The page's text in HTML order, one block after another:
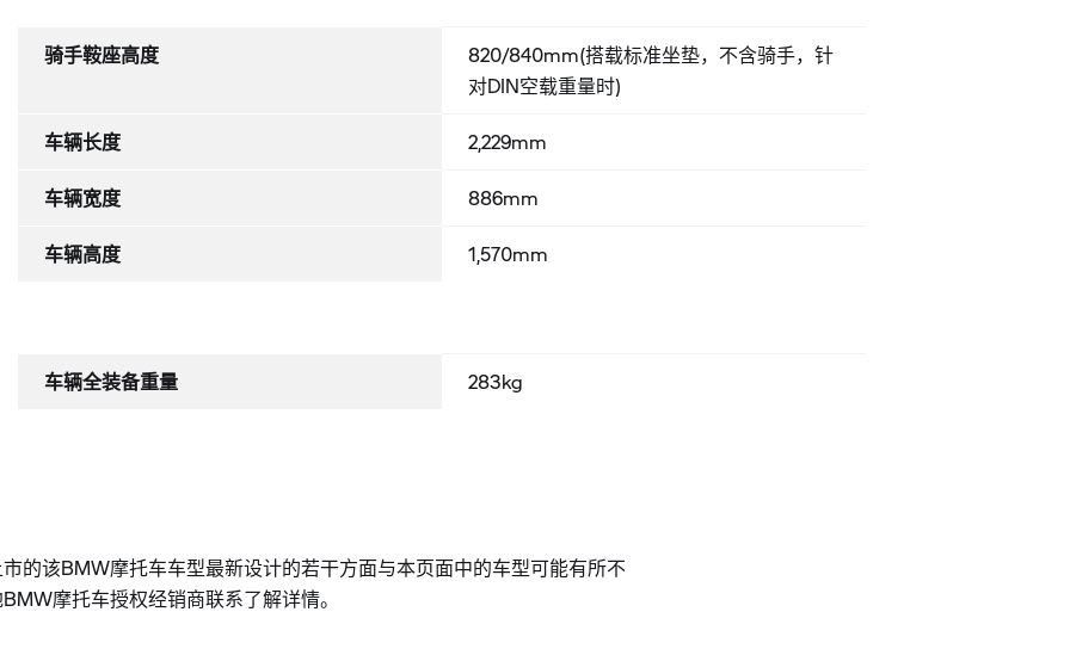
骑手鞍座高度
820/840mm(搭载标准坐垫，不含骑手，针
对DIN空载重量时)
车辆长度 2,229mm
车辆宽度 886mm
车辆高度 1,570mm
车辆全装备重量 283kg
的该BMW摩托车车型最新设计的若干方面与本页面中的车型可能有所不
摩托车授权经销商联系了解详情。